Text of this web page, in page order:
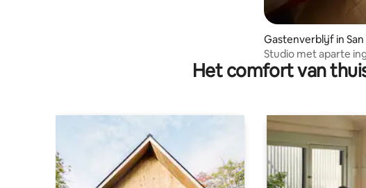
Gastenverblijf in
Studio met aparte
Het comfort van